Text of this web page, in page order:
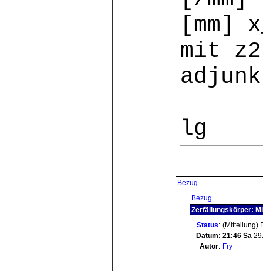
[mm]
mit
lg
Bezug
Bezug
Zerfällungskörper:
Status: (Mitteilung)
Datum: 21:46 Sa
Autor: Fry